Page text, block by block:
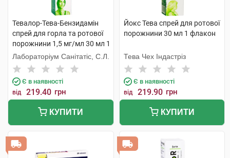
Тевалор-Тева-Бензидамін
спрей для горла та ротової
порожнини 1,5 мг/мл 30 мл 1
флакон
Лабораторіум Санітатіс, С.Л.
Є в наявності
від 219.40 грн
КУПИТИ
Йокс Тева спрей для ротової
порожнини 30 мл 1 флакон
Тева Чех Індастріз
Є в наявності
від 219.90 грн
КУПИТИ